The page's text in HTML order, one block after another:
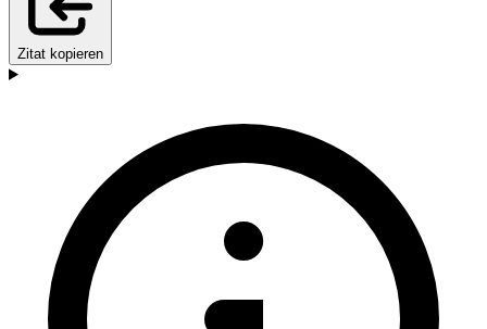
Zitat kopieren